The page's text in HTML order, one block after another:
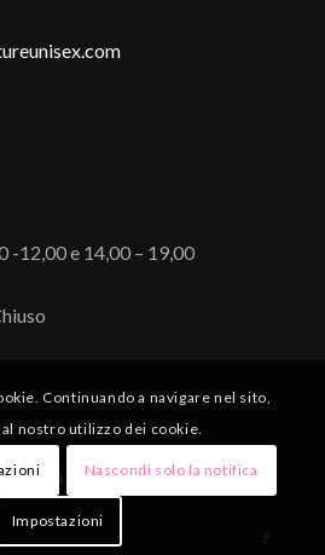
-12,00 e 14,00 – 19,00
- P.I. 07249950960 -Policy Privacy-
Continuando a navigare nel sito,
nostro utilizzo dei cookie.
Nascondi solo la notifica
Impostazioni